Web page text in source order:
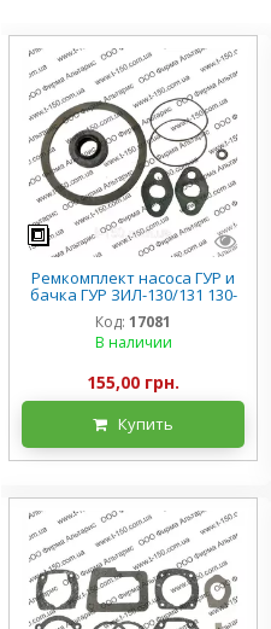
Ремкомплект насоса ГУР и
бачка ГУР ЗИЛ-130/131 130-
Код: 17081
В наличии
155,00 грн.
Купить